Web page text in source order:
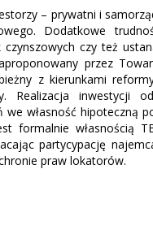
– prywatni i
Dodatkowe
czy też
przez
z kierunkami
Realizacja inwestycji
we własność hipoteczną
formalnie własnością
partycypację
praw lokatorów.